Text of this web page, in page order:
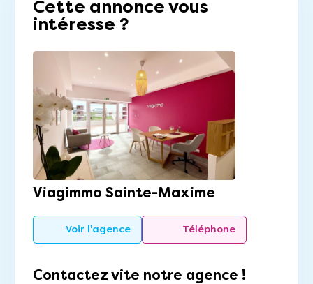
Cette annonce vous
intéresse ?
Viagimmo Sainte-Maxime
Voir l'agence Téléphone
Contactez vite notre agence !